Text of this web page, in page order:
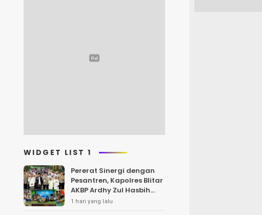
WIDGET LIST 1
Pererat Sinergi dengan
Pesantren, Kapolres Blitar
AKBP Ardhy Zul Hasbih
Nasution Silaturahmi Ke
1 hari yang lalu